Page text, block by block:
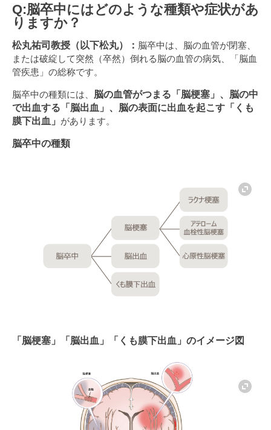
Q:脳卒中にはどのような種類や症状があ
りますか？
松丸祐司教授（以下松丸）： 脳卒中は、脳の血管が閉塞、
または破綻して突然（卒然）倒れる脳の血管の病気、「脳血
管疾患」の総称です。
脳卒中の種類には、 脳の血管がつまる「脳梗塞」、脳の中
で出血する「脳出血」、脳の表面に出血を起こす「くも
膜下出血」 があります。
脳卒中の種類
「脳梗塞」「脳出血」「くも膜下出血」のイメージ図